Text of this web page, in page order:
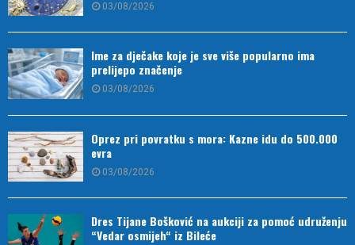
03/08/2026
Ime za dječake koje je sve više popularno ima
prelijepo značenje
03/08/2026
Oprez pri povratku s mora: Kazne idu do 500.000
evra
03/08/2026
Dres Tijane Bošković na aukciji za pomoć udruženju
“Vedar osmijeh“ iz Bileće